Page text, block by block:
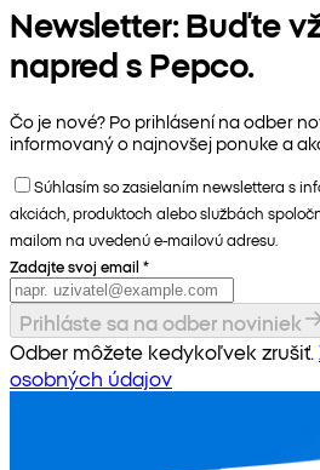
Newsletter: Buďte
napred s Pepco.
Čo je nové? Po prihlásení na odber
informovaný o najnovšej ponuke a
Súhlasím so zasielaním newslettera s
akciách, produktoch alebo službách
mailom na uvedenú e-mailovú adresu.
Zadajte svoj email *
Prihláste sa na odber noviniek
Odber môžete kedykoľvek zrušiť.
osobných údajov